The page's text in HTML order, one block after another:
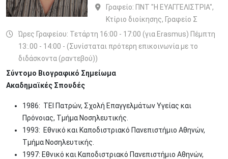
Γραφείο: ΠΝΤ "Η ΕΥΑΓΓΕΛΙΣΤΡΙΑ",
Κτίριο διοίκησης, Γραφείο Σ
Ώρες Γραφείου: Τετάρτη 16:00 - 17:00 (για Erasmus) Πέμπτη
13:.00 - 14:00 - (Συνίσταται πρότερη επικοινωνία με το
διδάσκοντα (ραντεβού))
Σύντομο Βιογραφικό Σημείωμα
Ακαδημαϊκές Σπουδές
1986: ΤΕΙ Πατρών, Σχολή Επαγγελμάτων Υγείας και
Πρόνοιας, Τμήμα Νοσηλευτικής.
1993: Εθνικό και Καποδιστριακό Πανεπιστήμιο Αθηνών,
Τμήμα Νοσηλευτικής.
1997: Εθνικό και Καποδιστριακό Πανεπιστήμιο Αθηνών,